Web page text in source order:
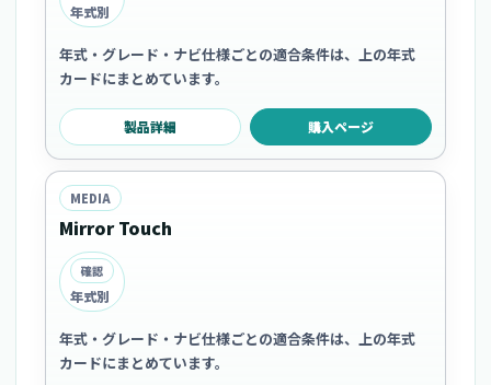
年式別
年式・グレード・ナビ仕様ごとの適合条件は、上の年式
カードにまとめています。
製品詳細 購入ページ
MEDIA
Mirror Touch
確認
年式別
年式・グレード・ナビ仕様ごとの適合条件は、上の年式
カードにまとめています。